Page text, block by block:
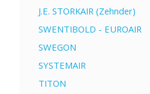
J.E. STORKAIR (Zehnder)
SWENTIBOLD - EUROAIR
SWEGON
SYSTEMAIR
TITON